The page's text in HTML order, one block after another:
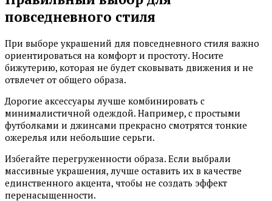
повседневного стиля
При выборе украшений для повседневного стиля важно
ориентироваться на комфорт и простоту. Носите
бижутерию, которая не будет сковывать движения и не
отвлечет от общего образа.
Дорогие аксессуары лучше комбинировать с
минималистичной одеждой. Например, с простыми
футболками и джинсами прекрасно смотрятся тонкие
ожерелья или небольшие серьги.
Избегайте перегруженности образа. Если выбрали
массивные украшения, лучше оставить их в качестве
единственного акцента, чтобы не создать эффект
перенасыщенности.